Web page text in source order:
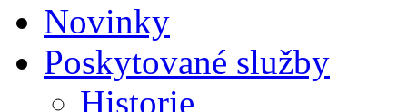
Novinky
Poskytované služby
Historie